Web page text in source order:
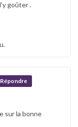
goûter .
Répondre
sur la bonne